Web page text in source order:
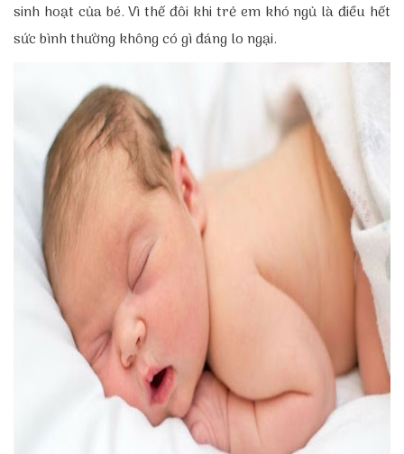
sinh hoạt của bé. Vì thế đôi khi trẻ em khó ngủ là điều hết
sức bình thường không có gì đáng lo ngại.